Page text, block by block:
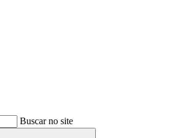
Buscar no site